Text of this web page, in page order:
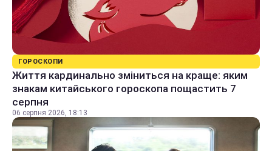
ГОРОСКОПИ
Життя кардинально зміниться на краще: яким
знакам китайського гороскопа пощастить 7
серпня
06 серпня 2026, 18:13